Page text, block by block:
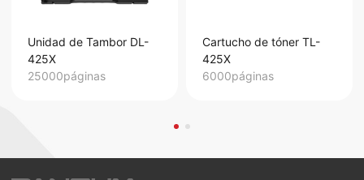
Unidad de Tambor DL-
425X
25000páginas
Cartucho de tóner TL-
425X
6000páginas